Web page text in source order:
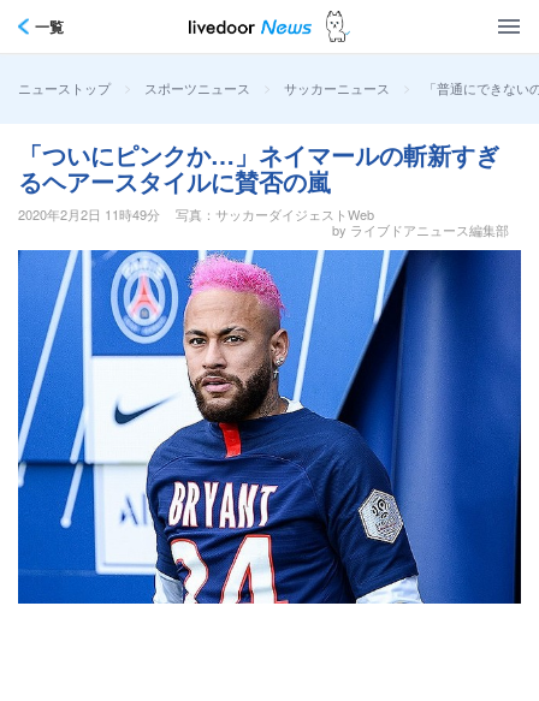
一覧
ニューストップ > スポーツニュース > サッカーニュース > 「普通にできな
「ついにピンクか…」ネイマールの斬新すぎ
るヘアースタイルに賛否の嵐
2020年2月2日 11時49分
写真：サッカーダイジェストWeb
by ライブドアニュース編集部